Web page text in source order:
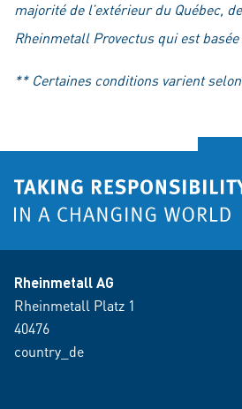
majorité de l’extérieur du Québec,
Rheinmetall Provectus qui est
** Certaines conditions varient
Rheinmetall AG
Rheinmetall Platz 1
40476
country_de